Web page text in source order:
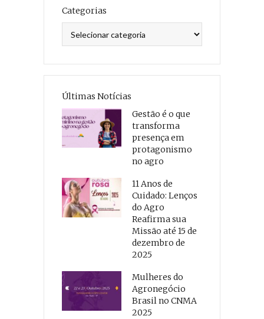
Categorias
Últimas Notícias
Gestão é o que
transforma
presença em
protagonismo
no agro
11 Anos de
Cuidado: Lenços
do Agro
Reafirma sua
Missão até 15 de
dezembro de
2025
Mulheres do
Agronegócio
Brasil no CNMA
2025